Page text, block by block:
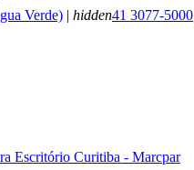
Verde) | hidden41 3077-5000